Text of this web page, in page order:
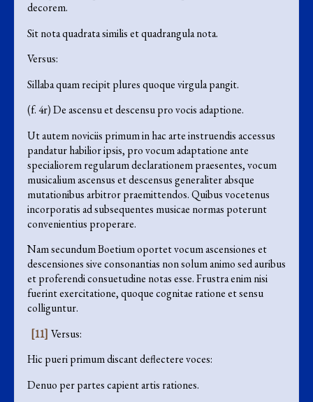
decorem.
Sit nota quadrata similis et quadrangula nota.
Versus:
Sillaba quam recipit plures quoque virgula pangit.
(f. 4r) De ascensu et descensu pro vocis adaptione.
Ut autem noviciis primum in hac arte instruendis accessus
pandatur habilior ipsis, pro vocum adaptatione ante
specialiorem regularum declarationem praesentes, vocum
musicalium ascensus et descensus generaliter absque
mutationibus arbitror praemittendos. Quibus vocetenus
incorporatis ad subsequentes musicae normas poterunt
convenientius properare.
Nam secundum Boetium oportet vocum ascensiones et
descensiones sive consonantias non solum animo sed auribus
et proferendi consuetudine notas esse. Frustra enim nisi
fuerint exercitatione, quoque cognitae ratione et sensu
colliguntur.
[11] Versus:
Hic pueri primum discant deflectere voces:
Denuo per partes capient artis rationes.